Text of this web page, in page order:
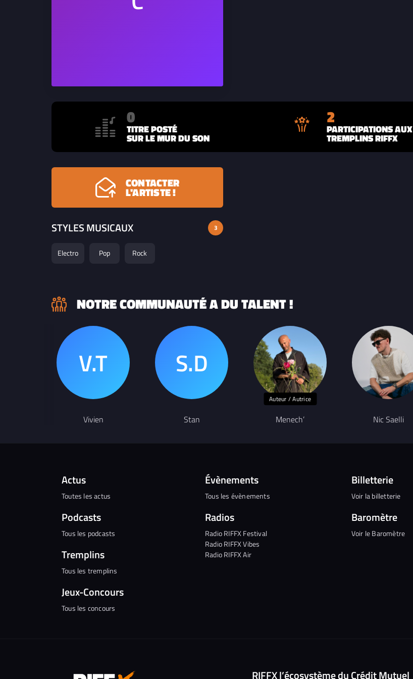
0
TITRE POSTÉ
SUR LE MUR DU SON
2
PARTICIPATIONS AUX
TREMPLINS RIFFX
CONTACTER
L'ARTISTE !
STYLES MUSICAUX 3
Electro Pop Rock
NOTRE COMMUNAUTÉ A DU TALENT !
Vivien Stan
Auteur / Autrice
Menech’ Nic Saelli
Actus
Toutes les actus
Podcasts
Tous les podcasts
Tremplins
Tous les tremplins
Jeux-Concours
Tous les concours
Évènements
Tous les évènements
Radios
Radio RIFFX Festival
Radio RIFFX Vibes
Radio RIFFX Air
Billetterie
Voir la billetterie
Baromètre
Voir le Baromètre
RIFFX l’écosystème du Crédit Mutuel